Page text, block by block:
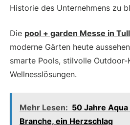
Historie des Unternehmens zu
Die pool + garden Messe in
moderne Gärten heute
smarte Pools, stilvolle Outdoor-
Wellnesslösungen.
Mehr Lesen: 50 Jahre Aqua
Branche, ein Herzschlag